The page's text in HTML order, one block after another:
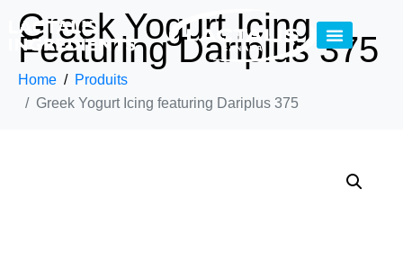
Greek Yogurt Icing
Featuring Dariplus 375
Home
Produits
Greek Yogurt Icing featuring Dariplus 375